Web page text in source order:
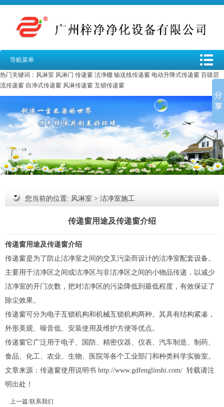
导航菜单
热门关键词： 风淋室 风淋门 传递窗 洁净棚 输送线传递窗 电动升降式传递窗 百级层
流传递窗 自净式传递窗 风淋传递窗 互锁传递窗
您当前的位置: 风淋室 > 洁净室施工
传递窗用途及传递窗介绍
传递窗用途及传递窗介绍
传递窗是为了防止洁净室之间的交叉污染而设计的洁净室配套设备。
主要用于洁净区之间或洁净区与非洁净区之间的小物品传递，以减少
洁净室的开门次数，把对洁净区的污染降低到最低程度，有效保证了
除尘效果。
传递窗可分为电子互锁机构和机械互锁机构两种。其具有结构紧凑，
外形美观、噪音低、安装使用及维护方便等优点。
传递窗它广泛用于电子、国防、精密仪器、仪表、汽车制造、制药、
食品、化工、农业、生物、医院等各个工业部门和种类科学实验室。
文章来源：传递窗使用说明书 http://www.gdfenglinshi.com/ 转载请注
明出处！
上一篇:联系我们